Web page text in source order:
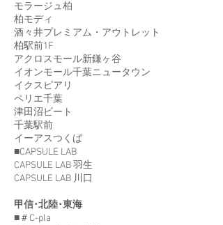
モラージュ柏
柏モディ
酒々井プレミアム・アウトレット
柏駅前1F
アクロスモール新鎌ヶ谷
イオンモール千葉ニュータウン
イクスピアリ
ペリエ千葉
津田沼ビート
千葉駅前
イーアスつくば
■CAPSULE LAB
CAPSULE LAB 羽生
CAPSULE LAB 川口
甲信･北陸･東海
■＃C-pla